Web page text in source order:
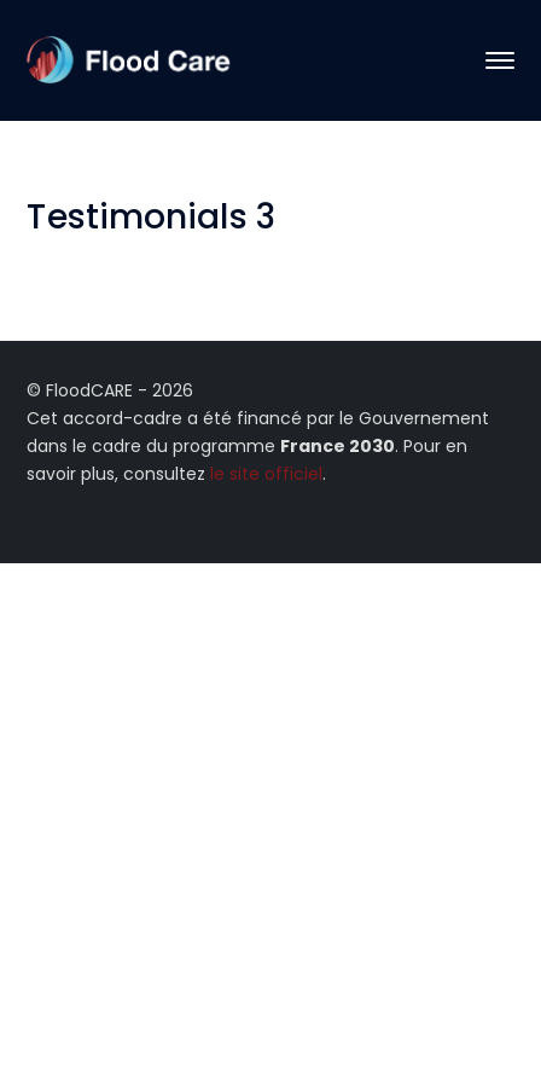
Testimonials 3
© FloodCARE - 2026
Cet accord-cadre a été financé par le Gouvernement
dans le cadre du programme France 2030. Pour en
savoir plus, consultez le site officiel.